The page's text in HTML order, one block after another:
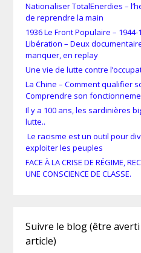
Nationaliser TotalEnerdies –
de reprendre la main
1936 Le Front Populaire – 1944-
Libération – Deux
manquer, en replay
Une vie de lutte contre
La Chine – Comment qualifier
Comprendre son
Il y a 100 ans, les sardinières
lutte..
Le racisme est un outil pour
exploiter les peuples
FACE À LA CRISE DE RÉGIME,
UNE CONSCIENCE DE CLASSE.
Suivre le blog (être averti
article)